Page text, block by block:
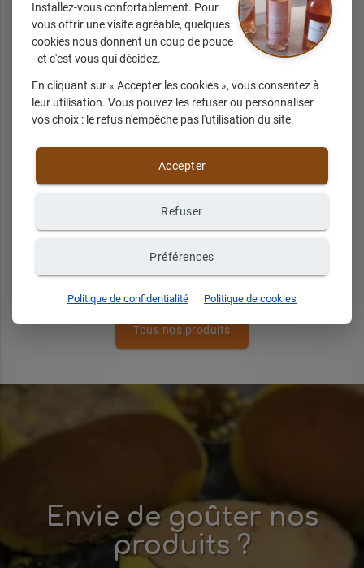
cola 1L
+ d'infos sur demande
Tous nos produits
Envie de goûter nos
produits ?
Installez-vous confortablement. Pour
vous offrir une visite agréable, quelques
cookies nous donnent un coup de pouce
- et c'est vous qui décidez.
En cliquant sur « Accepter les cookies », vous consentez à
leur utilisation. Vous pouvez les refuser ou personnaliser
vos choix : le refus n'empêche pas l'utilisation du site.
Accepter
Refuser
Préférences
Politique de confidentialité Politique de cookies